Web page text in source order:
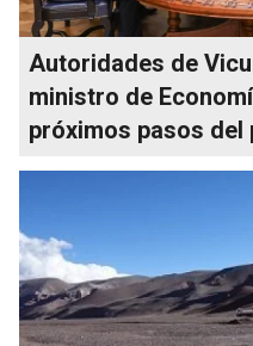
Autoridades de
ministro de
próximos pasos del